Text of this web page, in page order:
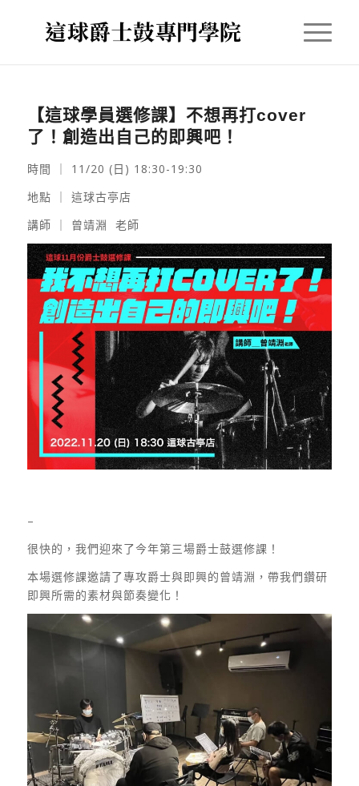
【這球學員選修課】不想再打cover
了！創造出自己的即興吧！
時間 ｜ 11/20 (日) 18:30-19:30
地點 ｜ 這球古亭店
講師 ｜ 曾靖淵 老師
–
很快的，我們迎來了今年第三場爵士鼓選修課！
本場選修課邀請了專攻爵士與即興的曾靖淵，帶我們鑽研
即興所需的素材與節奏變化！